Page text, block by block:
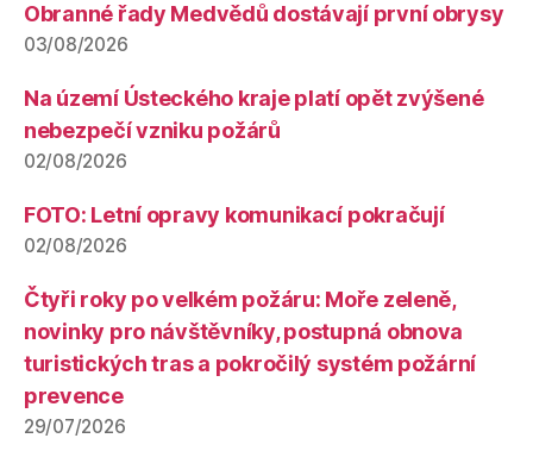
Obranné řady Medvědů dostávají první obrysy
03/08/2026
Na území Ústeckého kraje platí opět zvýšené
nebezpečí vzniku požárů
02/08/2026
FOTO: Letní opravy komunikací pokračují
02/08/2026
Čtyři roky po velkém požáru: Moře zeleně,
novinky pro návštěvníky, postupná obnova
turistických tras a pokročilý systém požární
prevence
29/07/2026